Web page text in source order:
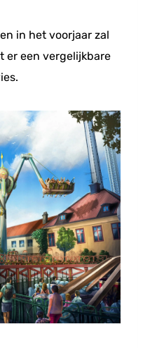
in het voorjaar zal
er een vergelijkbare